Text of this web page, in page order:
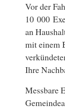
Vor der
10 000
an
mit einem
Ihre
Messbare